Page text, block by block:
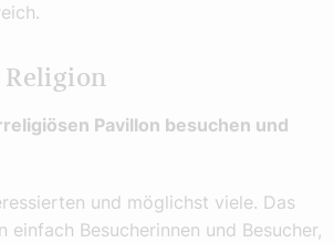
Religion
Pavillon besuchen und
und möglichst viele. Das
einfach Besucherinnen und Besucher,